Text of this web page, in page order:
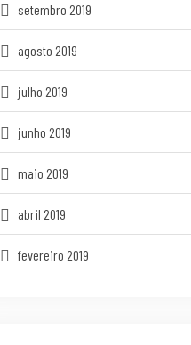
setembro 2019
agosto 2019
julho 2019
junho 2019
maio 2019
abril 2019
fevereiro 2019